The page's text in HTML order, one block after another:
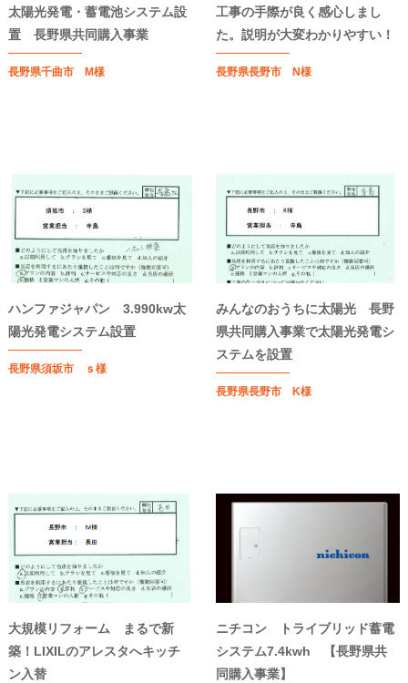
太陽光発電・蓄電池システム設
置 長野県共同購入事業
長野県千曲市 M様
工事の手際が良く感心しまし
た。説明が大変わかりやすい！
長野県長野市 N様
ハンファジャパン 3.990kw太
陽光発電システム設置
長野県須坂市 ｓ様
みんなのおうちに太陽光 長野
県共同購入事業で太陽光発電シ
ステムを設置
長野県長野市 K様
大規模リフォーム まるで新
築！LIXILのアレスタへキッチ
ン入替
ニチコン トライブリッド蓄電
システム7.4kwh 【長野県共
同購入事業】